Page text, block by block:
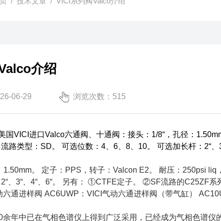
介绍
06-29 浏览次数：515
国VICI进口Valco六通阀、十通阀：接头：1/8“，孔径：
路类型：SD。 可选位数：4、6、8、10。 可选加长杆：2“
1.50mm。 定子：PPS，转子：Valcon E2。 耐压：250psi
、3“、4“、6“。 另有： ①CTFE定子。 ②SF流路的C25ZF系
通进样阀 AC6UWP：VICI气动六通进样阀（带气缸）
年中已在气相色谱仪上得到广泛采用，已经成为气相色谱仪